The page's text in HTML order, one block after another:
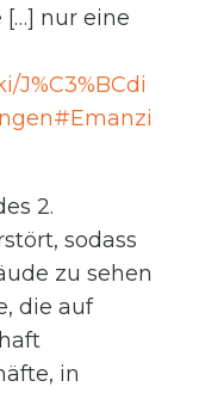
[…] nur eine
J%C3%BCdi
2.
sodass
zu sehen
die auf
in